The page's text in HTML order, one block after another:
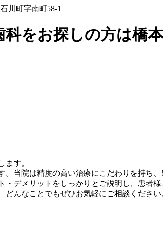
川町字南町58-1
科をお探しの方は橋
す。
当院は精度の高い治療にこだわりを持ち
デメリットをしっかりとご説明し、患者
んなことでもぜひお気軽にご相談ください